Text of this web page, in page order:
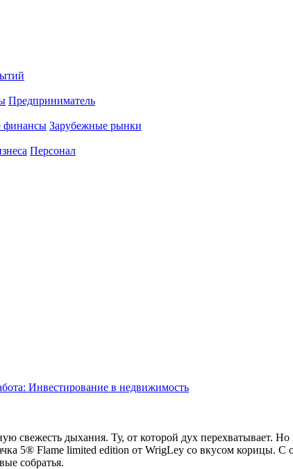
Предприниматель
финансы Зарубежные рынки
Персонал
Инвестирование в недвижимость
дыхания. Ту, от которой дух перехватывает. Но
5® Flame limited edition от WrigLey со вкусом корицы. С
собратья.